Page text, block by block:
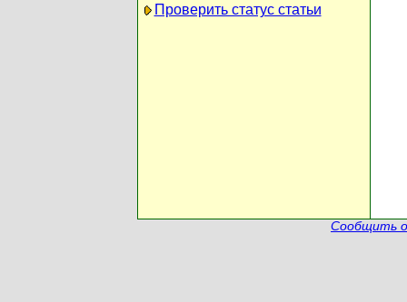
Проверить статус статьи
Сообщить о